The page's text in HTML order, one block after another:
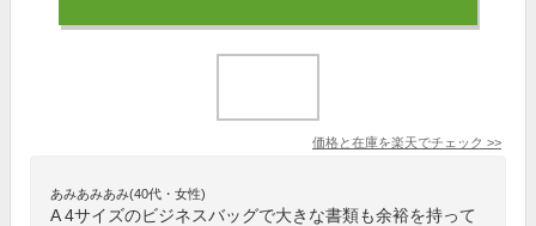
価格と在庫を楽天でチェック >>
あみあみあみ(40代・女性)
A 4サイズのビジネスバッグで大きな書類も余裕を持って